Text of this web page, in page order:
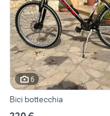
6
Bici bottecchia